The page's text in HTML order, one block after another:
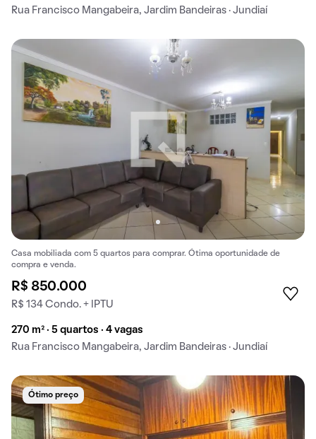
Rua Francisco Mangabeira, Jardim Bandeiras · Jundiaí
Casa mobiliada com 5 quartos para comprar. Ótima oportunidade de
compra e venda.
R$ 850.000
R$ 134 Condo. + IPTU
270 m² · 5 quartos · 4 vagas
Rua Francisco Mangabeira, Jardim Bandeiras · Jundiaí
Ótimo preço